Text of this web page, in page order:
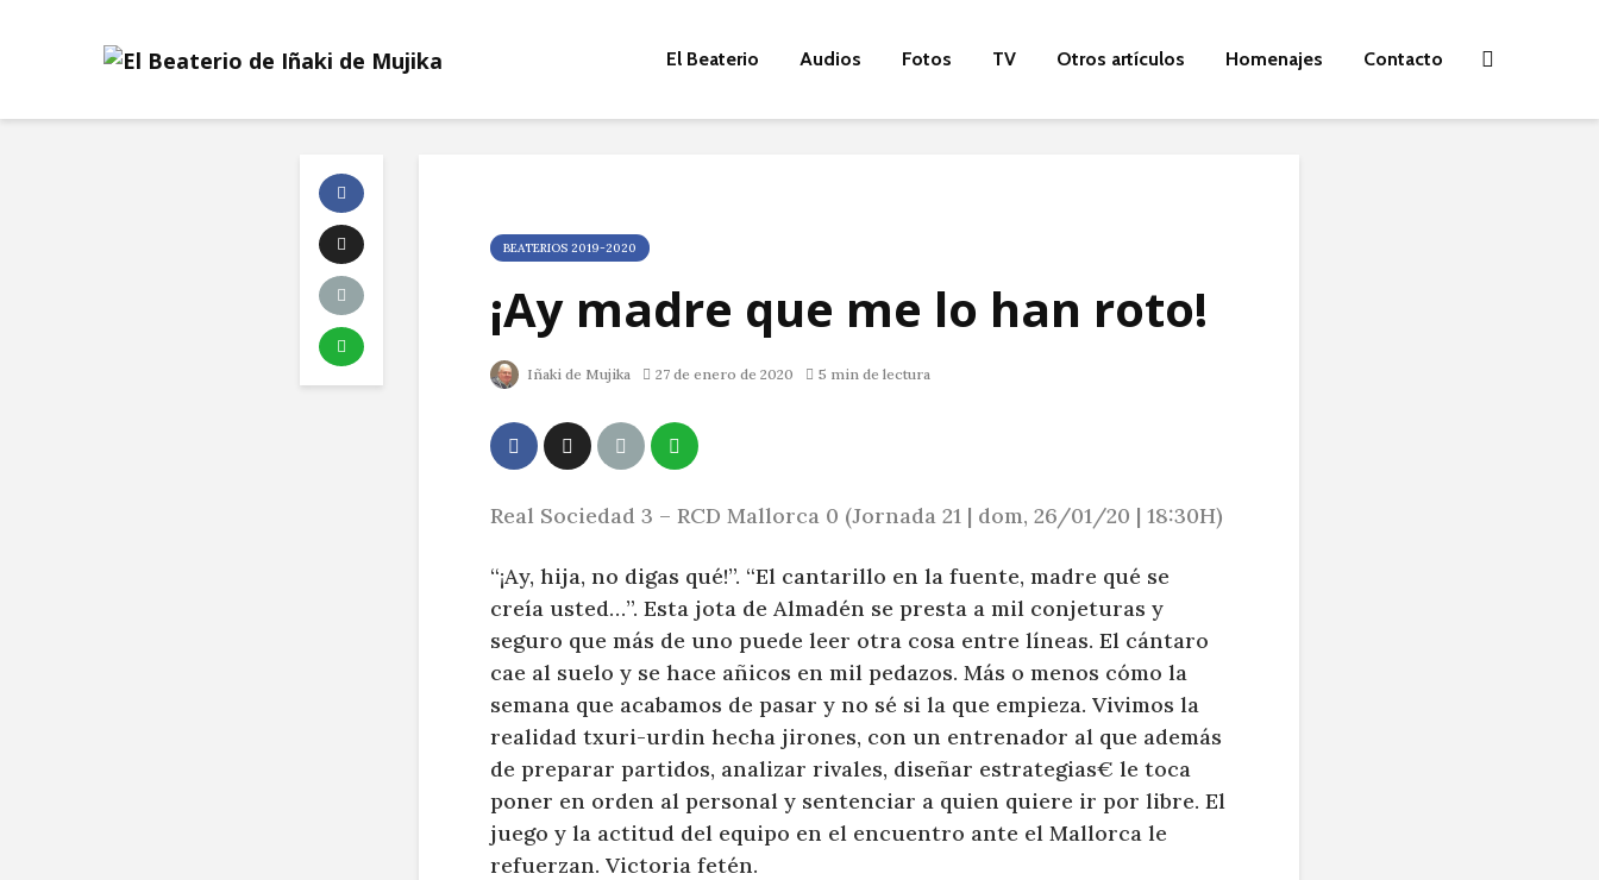
El Beaterio Audios Fotos TV Otros artículos Homenajes Contacto
BEATERIOS 2019-2020
¡Ay madre que me lo han roto!
Iñaki de Mujika 27 de enero de 2020 5 min de lectura
Real Sociedad 3 – RCD Mallorca 0 (Jornada 21 | dom, 26/01/20 | 18:30H)
“¡Ay, hija, no digas qué!”. “El cantarillo en la fuente, madre qué se
creía usted…”. Esta jota de Almadén se presta a mil conjeturas y
seguro que más de uno puede leer otra cosa entre líneas. El cántaro
cae al suelo y se hace añicos en mil pedazos. Más o menos cómo la
semana que acabamos de pasar y no sé si la que empieza. Vivimos la
realidad txuri-urdin hecha jirones, con un entrenador al que además
de preparar partidos, analizar rivales, diseñar estrategias€ le toca
poner en orden al personal y sentenciar a quien quiere ir por libre. El
juego y la actitud del equipo en el encuentro ante el Mallorca le
refuerzan. Victoria fetén.